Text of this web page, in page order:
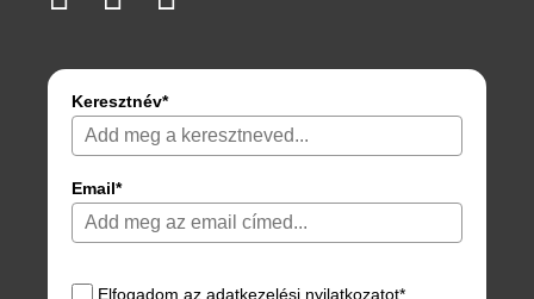
Keresztnév*
Email*
Elfogadom az adatkezelési nyilatkozatot*